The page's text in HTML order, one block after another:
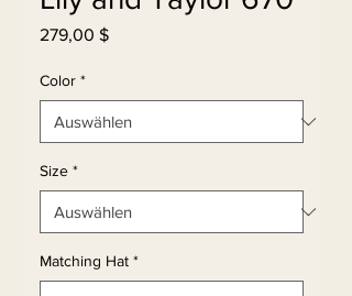
279,00 $Preis
Color *
Size *
Matching Hat *